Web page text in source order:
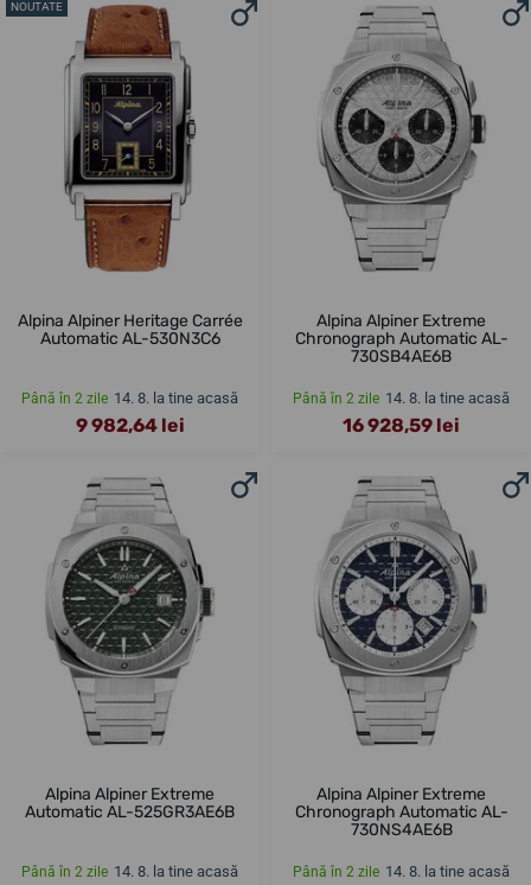
NOUTATE
Alpina Alpiner Heritage Carrée
Automatic AL-530N3C6
Până în 2 zile 14. 8. la tine acasă
9 982,64 lei
Alpina Alpiner Extreme
Chronograph Automatic AL-
730SB4AE6B
Până în 2 zile 14. 8. la tine acasă
16 928,59 lei
Alpina Alpiner Extreme
Automatic AL-525GR3AE6B
Până în 2 zile 14. 8. la tine acasă
Alpina Alpiner Extreme
Chronograph Automatic AL-
730NS4AE6B
Până în 2 zile 14. 8. la tine acasă